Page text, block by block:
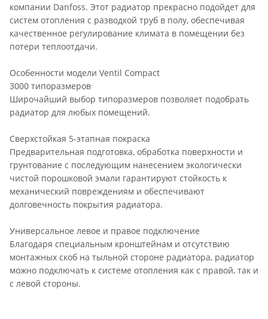
компании Danfoss. Этот радиатор прекрасно подойдет для
систем отопления с разводкой труб в полу, обеспечивая
качественное регулирование климата в помещении без
потери теплоотдачи.
Особенности модели Ventil Compact
3000 типоразмеров
Широчайший выбор типоразмеров позволяет подобрать
радиатор для любых помещений.
Сверхстойкая 5-этапная покраска
Предварительная подготовка, обработка поверхности и
грунтование с последующим нанесением экологически
чистой порошковой эмали гарантируют стойкость к
механический повреждениям и обеспечивают
долговечность покрытия радиатора.
Универсальное левое и правое подключение
Благодаря специальным кронштейнам и отсутствию
монтажных скоб на тыльной стороне радиатора, радиатор
можно подключать к системе отопления как с правой, так и
с левой стороны.